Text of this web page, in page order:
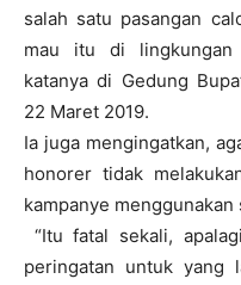
salah satu pasangan
mau itu di lingkungan
katanya di Gedung
22 Maret 2019.
Ia juga mengingatkan,
honorer tidak
kampanye menggunakan
“Itu fatal sekali,
peringatan untuk yang